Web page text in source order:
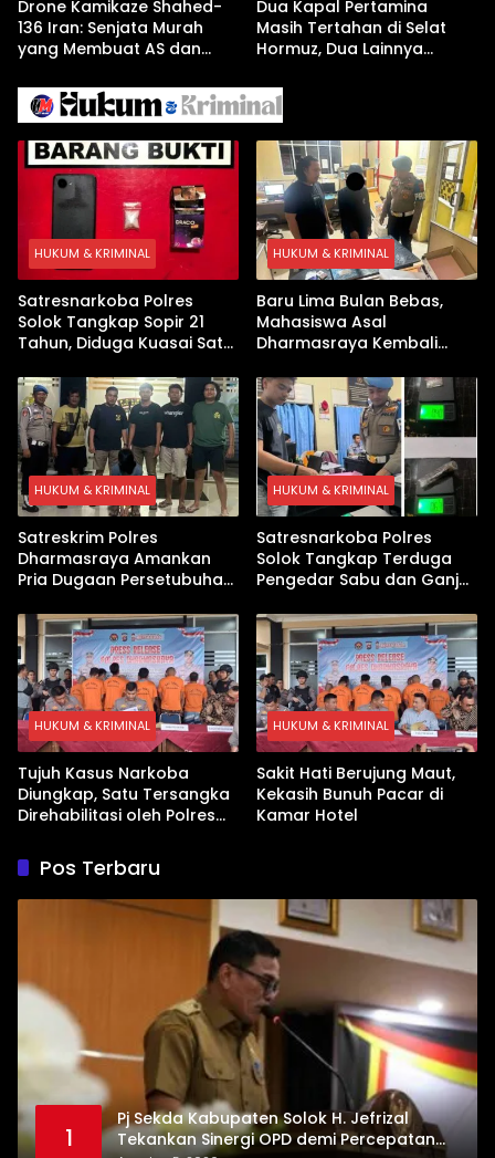
Drone Kamikaze Shahed-
136 Iran: Senjata Murah
yang Membuat AS dan
Arab
Dua Kapal Pertamina
Masih Tertahan di Selat
Hormuz, Dua Lainnya
HUKUM & KRIMINAL
Satresnarkoba Polres
Solok Tangkap Sopir 21
Tahun, Diduga Kuasai Satu
HUKUM & KRIMINAL
Baru Lima Bulan Bebas,
Mahasiswa Asal
Dharmasraya Kembali
HUKUM & KRIMINAL
Satreskrim Polres
Dharmasraya Amankan
Pria Dugaan Persetubuhan
HUKUM & KRIMINAL
Satresnarkoba Polres
Solok Tangkap Terduga
Pengedar Sabu dan Ganja
HUKUM & KRIMINAL
Tujuh Kasus Narkoba
Diungkap, Satu Tersangka
Direhabilitasi oleh Polres
HUKUM & KRIMINAL
Sakit Hati Berujung Maut,
Kekasih Bunuh Pacar di
Kamar Hotel
Pos Terbaru
1
Pj Sekda Kabupaten Solok H. Jefrizal
Tekankan Sinergi OPD demi Percepatan